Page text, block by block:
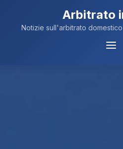
Arbitrato
Notizie sull'arbitrato
Menu